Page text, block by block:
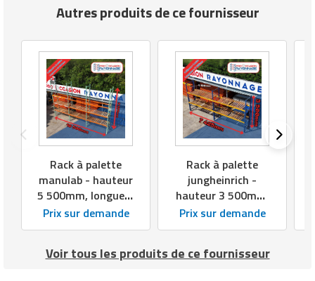
Autres produits de ce fournisseur
Rack à palette
manulab - hauteur
5 500mm, longueur
10 500mm,
profondeur 1
Prix sur demande
Rack à palette
jungheinrich -
hauteur 3 500mm,
longueur 7 425mm,
profondeur 1
Prix sur demande
Voir tous les produits de ce fournisseur